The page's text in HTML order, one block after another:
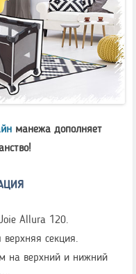
манежа дополняет
Allura 120.
верхняя секция.
на верхний и нижний